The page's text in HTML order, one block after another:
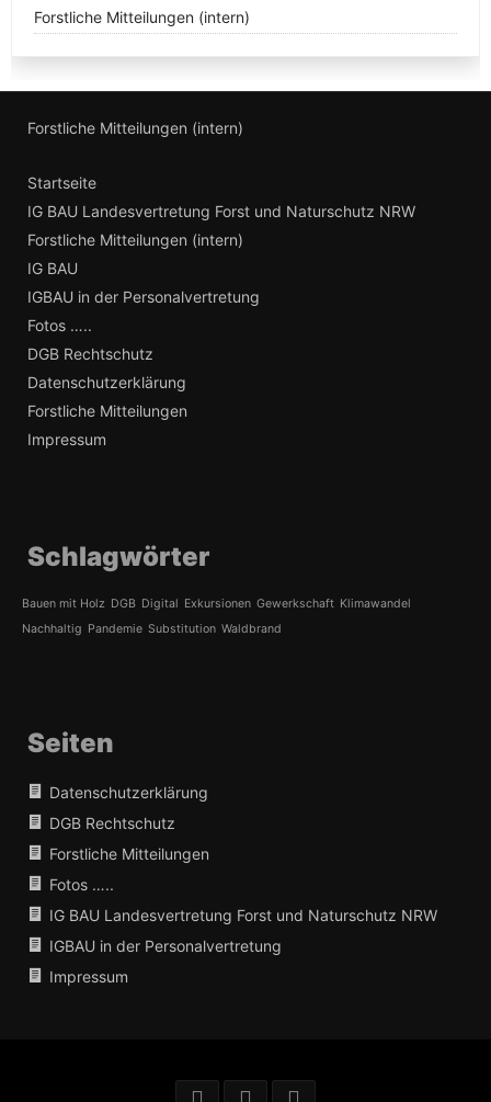
Forstliche Mitteilungen (intern)
Forstliche Mitteilungen (intern)
Startseite
IG BAU Landesvertretung Forst und Naturschutz NRW
Forstliche Mitteilungen (intern)
IG BAU
IGBAU in der Personalvertretung
Fotos …..
DGB Rechtschutz
Datenschutzerklärung
Forstliche Mitteilungen
Impressum
Schlagwörter
Bauen mit Holz DGB Digital Exkursionen Gewerkschaft Klimawandel
Nachhaltig Pandemie Substitution Waldbrand
Seiten
Datenschutzerklärung
DGB Rechtschutz
Forstliche Mitteilungen
Fotos …..
IG BAU Landesvertretung Forst und Naturschutz NRW
IGBAU in der Personalvertretung
Impressum